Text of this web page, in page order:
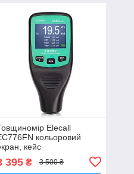
Elecall
кольоровий
кейс
395₴ 3 500 ₴